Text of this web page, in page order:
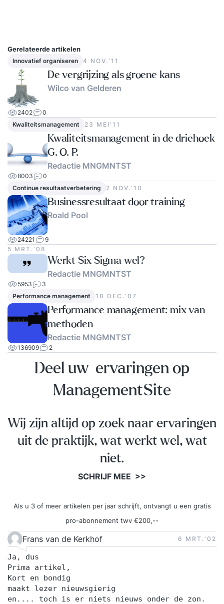
Gerelateerde artikelen
Innovatief organiseren 4 NOV.‘11
De vergrijzing als groene kans
Wilco van Gelderen
2402
0
Kwaliteitsmanagement
23 MEI‘11
Kwaliteitsmanagement in de driehoek
G. O. P.
Redactie MNGMNTST
8003
0
Continue resultaatverbetering
2 NOV.‘10
Businessresultaat door training
Roald Pool
24221
9
5 MRT.‘08
Werkt Six Sigma wel?
Redactie MNGMNTST
5953
3
Performance management
18 DEC.‘07
Performance management: mix van
methoden
Redactie MNGMNTST
136909 2
Deel uw ervaringen op
ManagementSite
Wij zijn altijd op zoek naar ervaringen
uit de praktijk, wat werkt wel, wat
niet.
SCHRIJF MEE >>
Als u 3 of meer artikelen per jaar schrijft, ontvangt u een gratis
pro-abonnement twv €200,--
Frans van de Kerkhof 6 MRT.‘02
Ja, dus
Prima artikel,
Kort en bondig
maakt lezer nieuwsgierig
en.... toch is er niets nieuws onder de zon.